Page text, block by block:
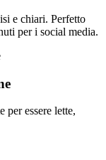
e chiari. Perfetto
per i social media.
per essere lette,